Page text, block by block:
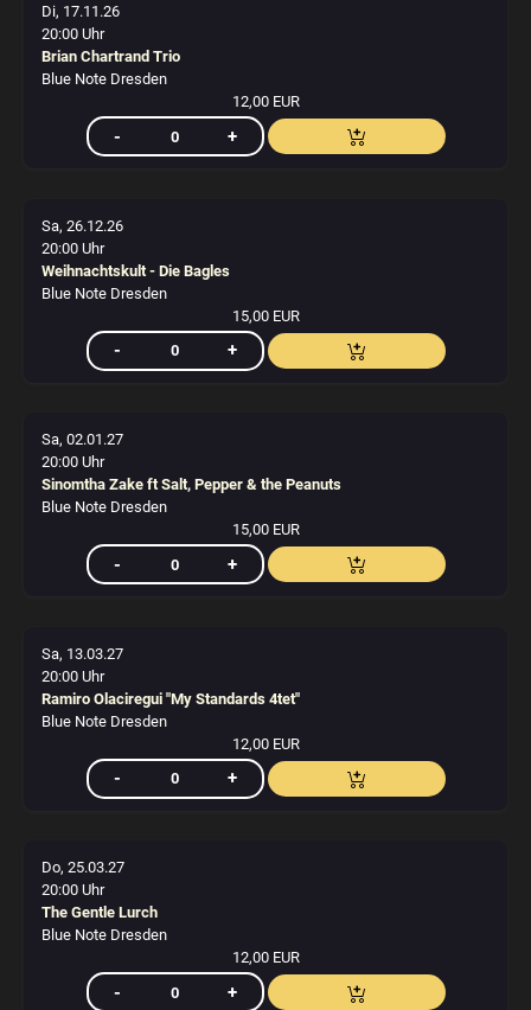
Di, 17.11.26
20:00 Uhr
Brian Chartrand Trio
Blue Note Dresden
12,00 EUR
Sa, 26.12.26
20:00 Uhr
Weihnachtskult - Die Bagles
Blue Note Dresden
15,00 EUR
Sa, 02.01.27
20:00 Uhr
Sinomtha Zake ft Salt, Pepper & the Peanuts
Blue Note Dresden
15,00 EUR
Sa, 13.03.27
20:00 Uhr
Ramiro Olaciregui "My Standards 4tet"
Blue Note Dresden
12,00 EUR
Do, 25.03.27
20:00 Uhr
The Gentle Lurch
Blue Note Dresden
12,00 EUR